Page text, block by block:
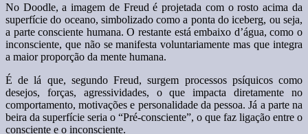
No Doodle, a imagem de Freud é projetada com o rosto acima da
superfície do oceano, simbolizado como a ponta do iceberg, ou seja,
a parte consciente humana. O restante está embaixo d’água, como o
inconsciente, que não se manifesta voluntariamente mas que integra
a maior proporção da mente humana.
É de lá que, segundo Freud, surgem processos psíquicos como
desejos, forças, agressividades, o que impacta diretamente no
comportamento, motivações e personalidade da pessoa. Já a parte na
beira da superfície seria o “Pré-consciente”, o que faz ligação entre o
consciente e o inconsciente.